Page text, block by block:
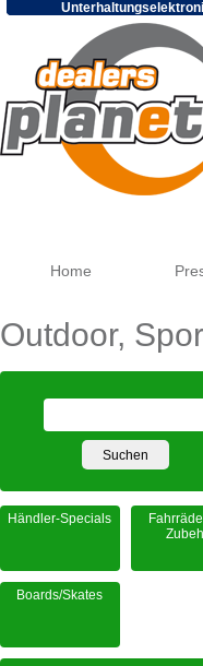
Home
Outdoor,
Händler-Specials
Boards/Skates